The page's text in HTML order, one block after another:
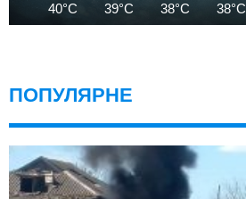
40°C 39°C 38°C 38°C
ПОПУЛЯРНЕ